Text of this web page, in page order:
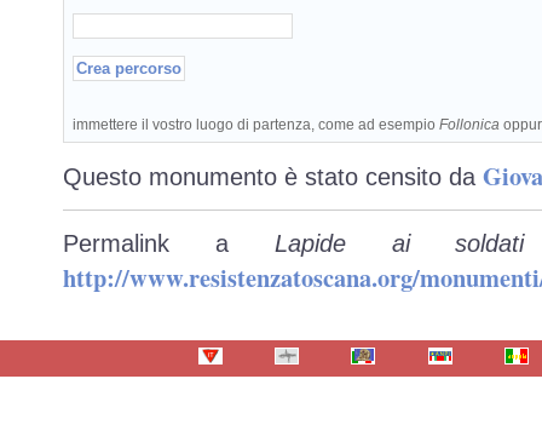
immettere il vostro luogo di partenza, come ad esempio Follonica
Questo monumento è stato censito da
Permalink a Lapide ai
http://www.resistenzatoscana.org/